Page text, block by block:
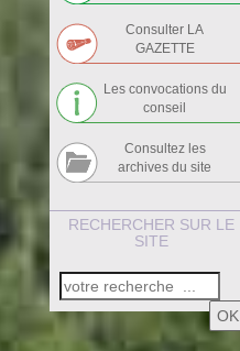
Consulter LA
GAZETTE
Les convocations du
conseil
Consultez les
archives du site
RECHERCHER SUR LE
SITE
OK